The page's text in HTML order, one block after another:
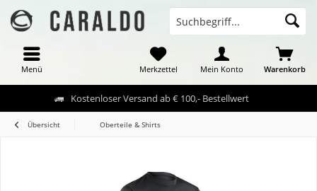
Kostenloser Versand ab € 100,- Bestellwert
Menü Warenkorb
Merkzettel Mein Konto
Übersicht Oberteile & Shirts